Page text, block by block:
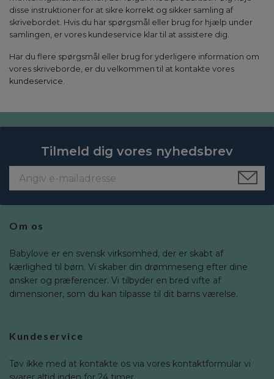
disse instruktioner for at sikre korrekt og sikker samling af
skrivebordet. Hvis du har spørgsmål eller brug for hjælp under
samlingen, er vores kundeservice klar til at assistere dig.
Har du flere spørgsmål eller brug for yderligere information om
vores skriveborde, er du velkommen til at kontakte vores
kundeservice.
Tilmeld dig vores nyhedsbrev
Om os
Babylove er en svensk virksomhed, der er skabt af
kærlighed til børn. Vi skaber din drømmeseng efter dine
ønsker og præferencer. Vi tilbyder en bred vifte af
dimensioner, som du kan tilpasse til dit barns værelse.
Kundeservice
Tøv ikke med at kontakte os via vores kontaktformular vi